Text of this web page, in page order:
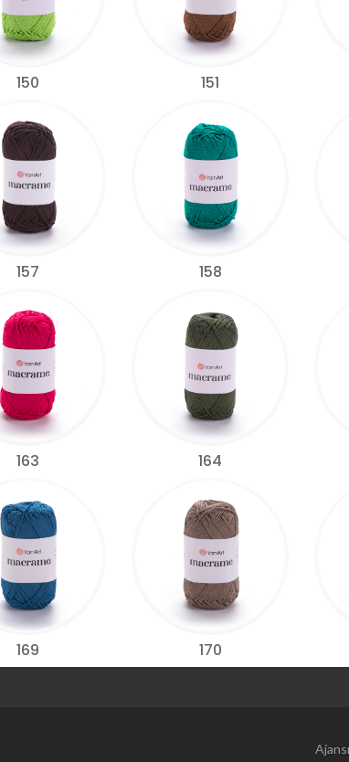
150 151
157 158
163 164
169 170
Ajansı